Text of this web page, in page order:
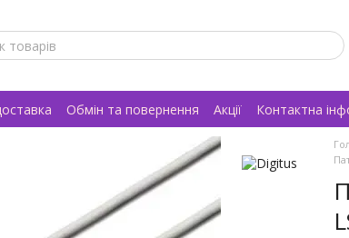
Обмін та повернення Акції Контактна